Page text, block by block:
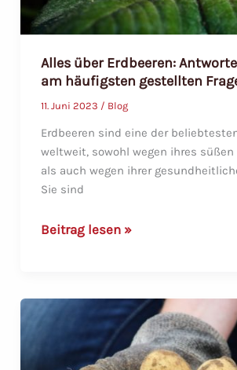
Alles über Erdbeeren:
am häufigsten gestellten
11. Juni 2023 / Blog
Erdbeeren sind eine der
weltweit, sowohl wegen ihres süßen
als auch wegen ihrer
Sie sind
Alles
Antworten
auf
die
10
Beitrag lesen »